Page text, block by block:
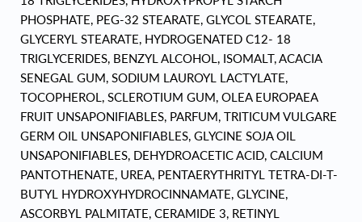
PHOSPHATE, PEG-32 STEARATE, GLYCOL STEARATE,
GLYCERYL STEARATE, HYDROGENATED C12- 18
TRIGLYCERIDES, BENZYL ALCOHOL, ISOMALT, ACACIA
SENEGAL GUM, SODIUM LAUROYL LACTYLATE,
TOCOPHEROL, SCLEROTIUM GUM, OLEA EUROPAEA
FRUIT UNSAPONIFIABLES, PARFUM, TRITICUM VULGARE
GERM OIL UNSAPONIFIABLES, GLYCINE SOJA OIL
UNSAPONIFIABLES, DEHYDROACETIC ACID, CALCIUM
PANTOTHENATE, UREA, PENTAERYTHRITYL TETRA-DI-T-
BUTYL HYDROXYHYDROCINNAMATE, GLYCINE,
ASCORBYL PALMITATE, CERAMIDE 3, RETINYL